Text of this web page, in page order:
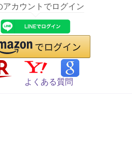
アカウントでログイン
よくある質問